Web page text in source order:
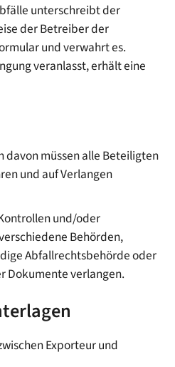
unterschreibt der
der Betreiber der
und verwahrt es.
veranlasst, erhält eine
davon müssen alle Beteiligten
und auf Verlangen
und/oder
Behörden,
Abfallrechtsbehörde oder
Dokumente verlangen.
Exporteur und